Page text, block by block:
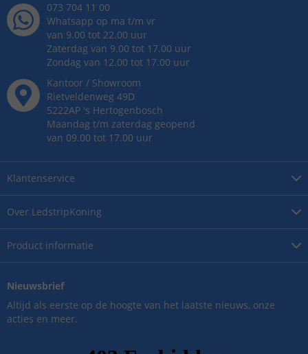
Over LedstripKoning
Product informatie
Klantenservice
073 704 11 00
Whatsapp op ma t/m vr
van 9.00 tot 22.00 uur
Zaterdag van 9.00 tot 17.00 uur
Zondag van 12.00 tot 17.00 uur
Kantoor / Showroom
Rietveldenweg 49D
5222AP 's Hertogenbosch
Maandag t/m zaterdag geopend
van 09.00 tot 17.00 uur
Nieuwsbrief
Altijd als eerste op de hoogte van het laatste nieuws, onze
acties en meer.